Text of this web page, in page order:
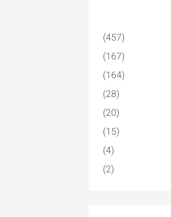
(457)
(167)
(164)
(28)
(20)
(15)
(4)
(2)